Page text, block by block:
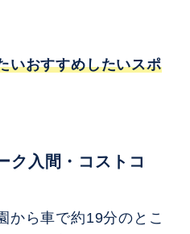
いおすすめしたいスポ
ク入間・コストコ
から車で約19分のとこ